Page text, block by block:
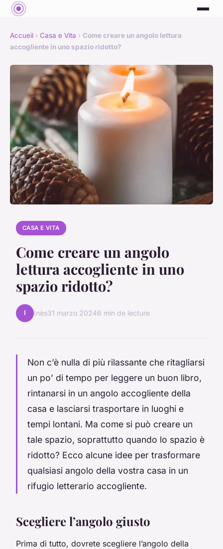
Accueil › Casa e Vita › Come creare un angolo lettura
accogliente in uno spazio ridotto?
CASA E VITA
Come creare un angolo
lettura accogliente in uno
spazio ridotto?
I Inès31 marzo 20246 min de lecture
Non c’è nulla di più rilassante che ritagliarsi
un po’ di tempo per leggere un buon libro,
rintanarsi in un angolo accogliente della
casa e lasciarsi trasportare in luoghi e
tempi lontani. Ma come si può creare un
tale spazio, soprattutto quando lo spazio è
ridotto? Ecco alcune idee per trasformare
qualsiasi angolo della vostra casa in un
rifugio letterario accogliente.
Scegliere l’angolo giusto
Prima di tutto, dovrete scegliere l’angolo della